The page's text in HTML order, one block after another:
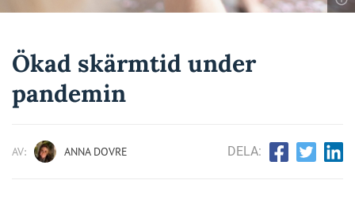
Ökad skärmtid under
pandemin
AV: ANNA DOVRE DELA: